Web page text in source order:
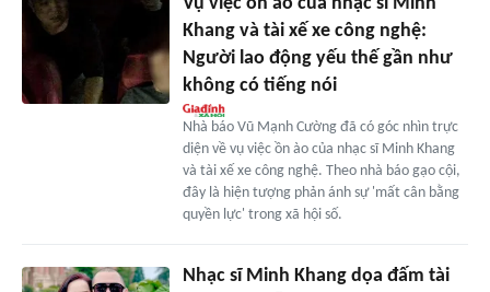
Khang và tài xế xe công nghệ:
Người lao động yếu thế gần như
không có tiếng nói
Nhà báo Vũ Mạnh Cường đã có góc nhìn trực
diện về vụ việc ồn ào của nhạc sĩ Minh Khang
và tài xế xe công nghệ. Theo nhà báo gạo cội,
đây là hiện tượng phản ánh sự 'mất cân bằng
quyền lực' trong xã hội số.
Nhạc sĩ Minh Khang dọa đấm tài